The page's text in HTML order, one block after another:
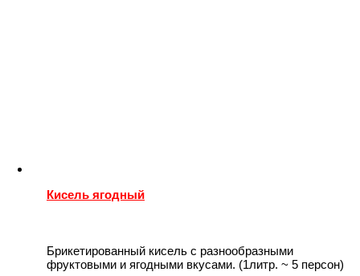
Кисель ягодный
Брикетированный кисель с разнообразными
фруктовыми и ягодными вкусами. (1литр. ~ 5 персон)